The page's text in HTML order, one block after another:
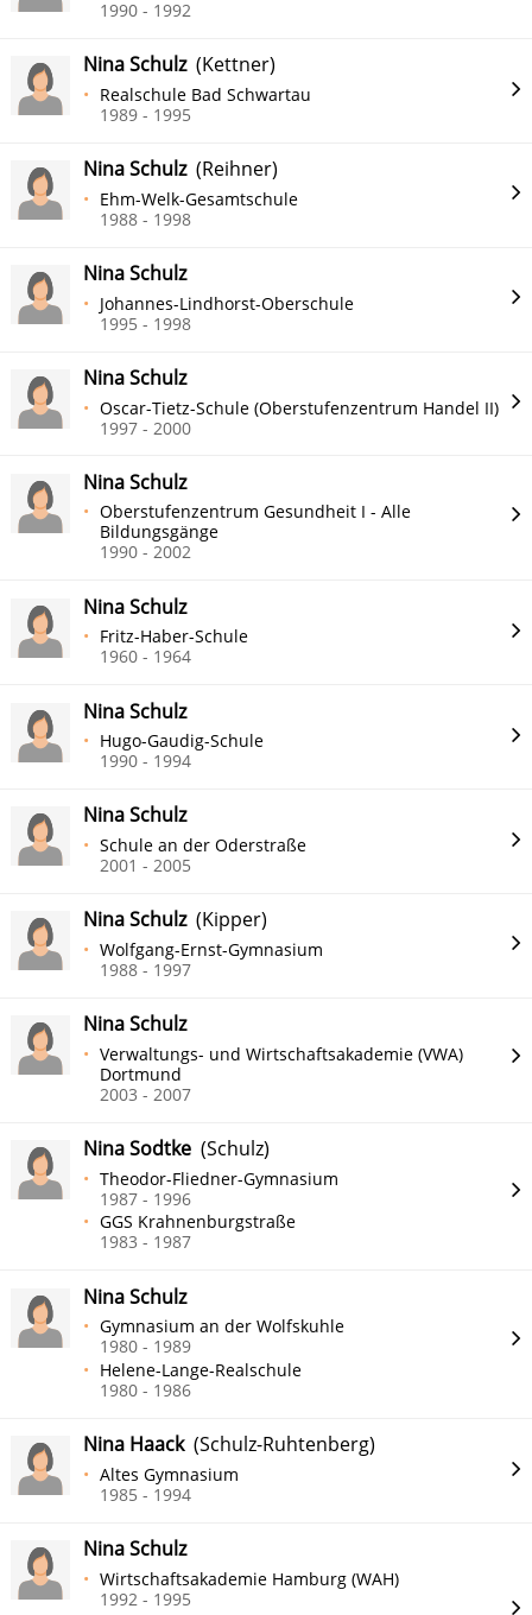
1990 - 1992
Nina Schulz(Kettner)
Realschule Bad Schwartau
1989 - 1995
Nina Schulz(Reihner)
Ehm-Welk-Gesamtschule
1988 - 1998
Nina Schulz
Johannes-Lindhorst-Oberschule
1995 - 1998
Nina Schulz
Oscar-Tietz-Schule (Oberstufenzentrum Handel II)
1997 - 2000
Nina Schulz
Oberstufenzentrum Gesundheit I - Alle
Bildungsgänge
1990 - 2002
Nina Schulz
Fritz-Haber-Schule
1960 - 1964
Nina Schulz
Hugo-Gaudig-Schule
1990 - 1994
Nina Schulz
Schule an der Oderstraße
2001 - 2005
Nina Schulz(Kipper)
Wolfgang-Ernst-Gymnasium
1988 - 1997
Nina Schulz
Verwaltungs- und Wirtschaftsakademie (VWA)
Dortmund
2003 - 2007
Nina Sodtke (Schulz)
Theodor-Fliedner-Gymnasium
1987 - 1996
GGS Krahnenburgstraße
1983 - 1987
Nina Schulz
Gymnasium an der Wolfskuhle
1980 - 1989
Helene-Lange-Realschule
1980 - 1986
Nina Haack(Schulz-Ruhtenberg)
Altes Gymnasium
1985 - 1994
Nina Schulz
Wirtschaftsakademie Hamburg (WAH)
1992 - 1995